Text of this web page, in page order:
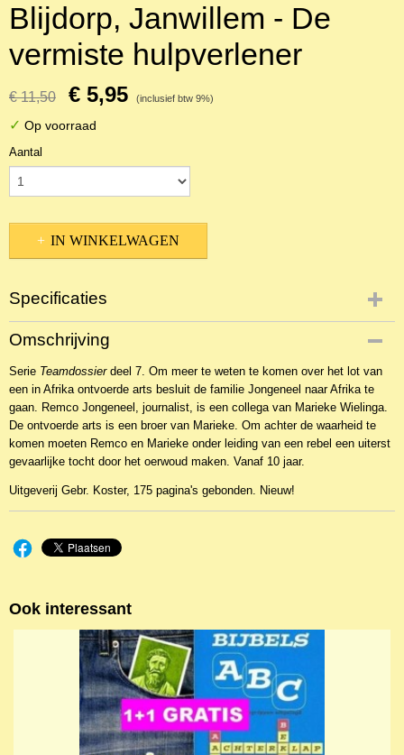
Blijdorp, Janwillem - De
vermiste hulpverlener
€ 11,50 € 5,95 (inclusief btw 9%)
✓ Op voorraad
Aantal
IN WINKELWAGEN
Specificaties
Productcode
NBKJA-2475
EAN code
9789055513697
Omschrijving
Serie Teamdossier deel 7. Om meer te weten te komen over het lot van
een in Afrika ontvoerde arts besluit de familie Jongeneel naar Afrika te
gaan. Remco Jongeneel, journalist, is een collega van Marieke Wielinga.
De ontvoerde arts is een broer van Marieke. Om achter de waarheid te
komen moeten Remco en Marieke onder leiding van een rebel een uiterst
gevaarlijke tocht door het oerwoud maken. Vanaf 10 jaar.
Uitgeverij Gebr. Koster, 175 pagina's gebonden. Nieuw!
Ook interessant